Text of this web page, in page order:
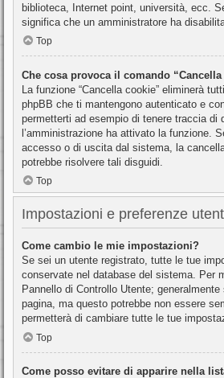
biblioteca, Internet point, università, ecc.
significa che un amministratore ha
Top
Che cosa provoca il comando
La funzione “Cancella cookie” eliminerà
phpBB che ti mantengono autenticato e
permetterti ad esempio di tenere traccia di
l’amministrazione ha attivato la funzione.
accesso o di uscita dal sistema, la
potrebbe risolvere tali disguidi.
Top
Impostazioni e preferenze
Come cambio le mie impostazioni?
Se sei un utente registrato, tutte le tue
conservate nel database del sistema. Per
Pannello di Controllo Utente;
pagina, ma questo potrebbe non essere
permetterà di cambiare tutte le tue
Top
Come posso evitare di apparire nella